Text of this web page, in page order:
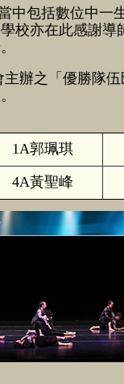
中包括數位中一
校亦在此感謝導
辦之「優勝隊
1A郭珮琪
4A黃聖峰